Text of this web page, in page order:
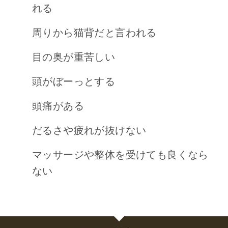
れる
周りから猫背だと言われる
目の奥が重苦しい
頭がぼーっとする
頭痛がある
だるさや疲れが抜けない
マッサージや整体を受けても良くなら
ない